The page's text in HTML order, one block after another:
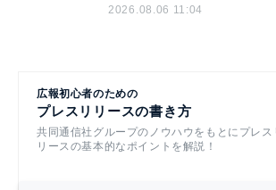
2026.08.06 11:04
広報初心者のための
プレスリリースの書き方
共同通信社グループのノウハウをもとにプレス
リースの基本的なポイントを解説！